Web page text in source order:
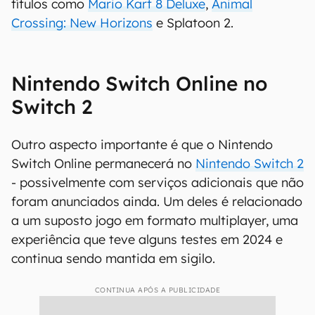
títulos como Mario Kart 8 Deluxe, Animal
Crossing: New Horizons e Splatoon 2.
Nintendo Switch Online no
Switch 2
Outro aspecto importante é que o Nintendo
Switch Online permanecerá no Nintendo Switch 2
- possivelmente com serviços adicionais que não
foram anunciados ainda. Um deles é relacionado
a um suposto jogo em formato multiplayer, uma
experiência que teve alguns testes em 2024 e
continua sendo mantida em sigilo.
CONTINUA APÓS A PUBLICIDADE